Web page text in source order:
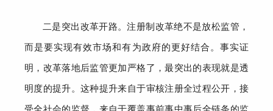
二是突出改革开路。注册制改革绝不是放松监管，
而是要实现有效市场和有为政府的更好结合。 事实证
明，改革落地后监管更加严格了，最突出的表现就是透
明度的提升。这种提升来自于审核注册全过程公开 ，接